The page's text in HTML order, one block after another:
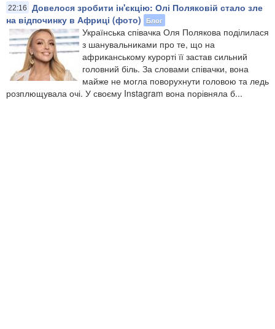
22:16
Довелося зробити ін'єкцію: Олі Поляковій стало зле
на відпочинку в Африці (фото)
Блог
Українська співачка Оля Полякова поділилася
з шанувальниками про те, що на
африканському курорті її застав сильний
головний біль. За словами співачки, вона
майже не могла поворухнути головою та ледь
розплющувала очі. У своєму Instagram вона порівняла б...